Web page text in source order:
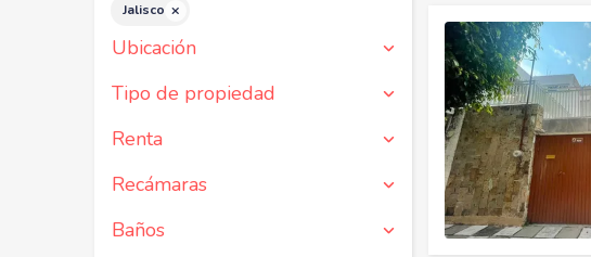
Jalisco
Ubicación
Tipo de propiedad
Renta
Recámaras
Baños